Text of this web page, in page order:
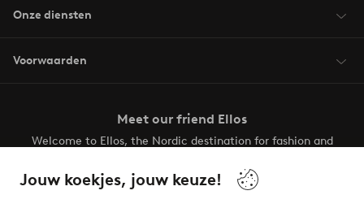
Jouw koekjes, jouw keuze!
Onze diensten
Voorwaarden
Meet our friend Ellos
Welcome to Ellos, the Nordic destination for fashion and
your wardrobe. Your next inspiring look is here!